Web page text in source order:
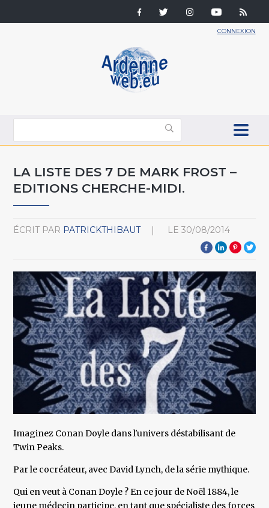
CONNEXION
LA LISTE DES 7 DE MARK FROST –
EDITIONS CHERCHE-MIDI.
ÉCRIT PAR PATRICKTHIBAUT LE 30/08/2014
Imaginez Conan Doyle dans l'univers déstabilisant de
Twin Peaks.
Par le cocréateur, avec David Lynch, de la série mythique.
Qui en veut à Conan Doyle ? En ce jour de Noël 1884, le
jeune médecin participe, en tant que spécialiste des forces